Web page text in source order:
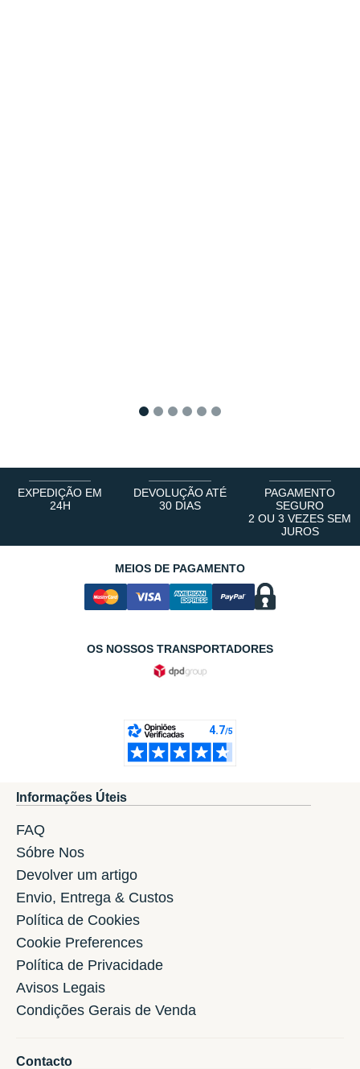
EXPEDIÇÃO EM
24H
DEVOLUÇÃO ATÉ
30 DIAS
PAGAMENTO
SEGURO
2 OU 3 VEZES SEM
JUROS
MEIOS DE PAGAMENTO
OS NOSSOS TRANSPORTADORES
Informações Úteis
FAQ
Sóbre Nos
Devolver um artigo
Envio, Entrega & Custos
Política de Cookies
Cookie Preferences
Política de Privacidade
Avisos Legais
Condições Gerais de Venda
Contacto